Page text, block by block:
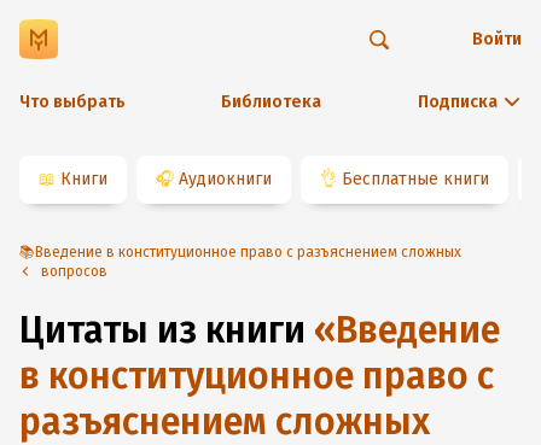
Что выбрать Библиотека Подписка
Войти
📖 Книги 🎧 Аудиокниги 👌 Бесплатные книги
📚Введение в конституционное право с разъяснением сложных
вопросов
Цитаты из книги «Введение
в конституционное право с
разъяснением сложных